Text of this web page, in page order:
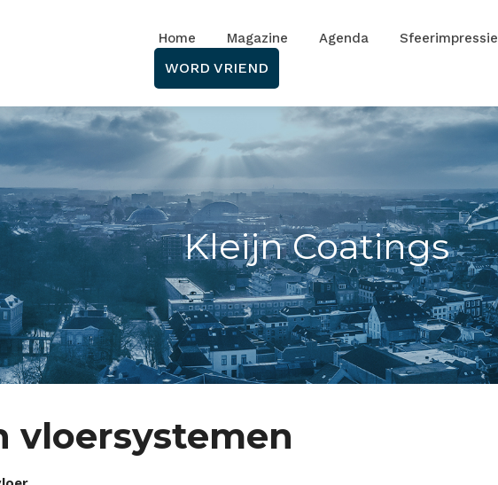
Home Magazine Agenda Sfeerimpressie
WORD VRIEND
Kleijn Coatings
vloersystemen